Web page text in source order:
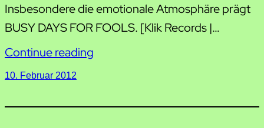
Insbesondere die emotionale Atmosphäre prägt
BUSY DAYS FOR FOOLS. [Klik Records |…
Continue reading
10. Februar 2012